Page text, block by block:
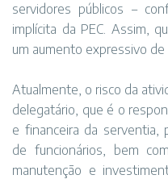
servidores públicos –
implícita da PEC. Assim,
um aumento expressivo
Atualmente, o risco da
delegatário, que é o
e financeira da serventia,
de funcionários, bem
manutenção e